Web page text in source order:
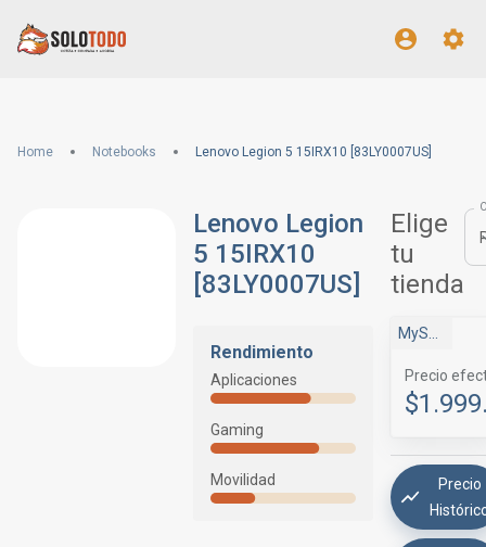
Home Notebooks Lenovo Legion 5 15IRX10 [83LY0007US]
Lenovo Legion
5 15IRX10
[83LY0007US]
Rendimiento
Aplicaciones
Gaming
Movilidad
Elige
tu
tienda
MyShop
Precio
Precio